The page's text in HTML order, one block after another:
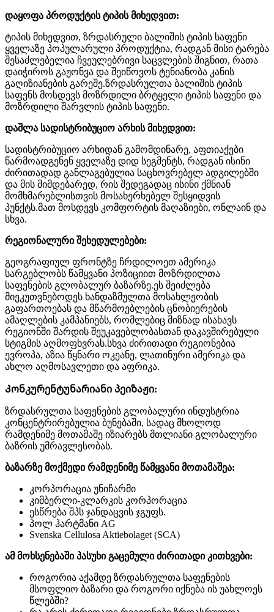
დაყოფა პროდუქტის ტიპის მიხედვით:
ტიპის მიხედვით, ზრდასრული ბალიშის ტიპის საფენი
ყველაზე პოპულარული პროდუქტია, რადგან მისი ტარება
შესაძლებელია ჩვეულებრივი საცვლების შიგნით, რათა
დაიჭიროს გაჟონვა და შეიწოვოს ტენიანობა კანის
გაღიზიანების გარეშე.ზრდასრულთა ბალიშის ტიპის
საფენს მოსდევს მოზრდილი ბრტყელი ტიპის საფენი და
მოზრდილი შარვლის ტიპის საფენი.
დაშლა სადისტრიბუციო არხის მიხედვით:
სადისტრიბუციო არხიდან გამომდინარე, აფთიაქები
წარმოადგენენ ყველაზე დიდ სეგმენტს, რადგან ისინი
ძირითადად განლაგებულია საცხოვრებელ ადგილებში
და მის მიმდებარედ, რის შედეგადაც ისინი ქმნიან
მომხმარებლისთვის მოსახერხებელ შესყიდვის
პუნქტს.მათ მოსდევს კომფორტის მაღაზიები, ონლაინ და
სხვა.
რეგიონალური შეხედულებები:
გეოგრაფიულ ფრონტზე ჩრდილოეთ ამერიკა
სარგებლობს წამყვანი პოზიციით მოზრდილთა
საფენების გლობალურ ბაზარზე.ეს შეიძლება
მიეკუთვნებოდეს ხანდაზმულთა მოსახლეობის
გაფართოებას და მწარმოებლების ცნობიერების
ამაღლების კამპანიებს, რომლებიც მიზნად ისახავს
რეგიონში შარდის შეუკავებლობასთან დაკავშირებული
სტიგმის აღმოფხვრას.სხვა ძირითადი რეგიონებია
ევროპა, აზია წყნარი ოკეანე, ლათინური ამერიკა და
ახლო აღმოსავლეთი და აფრიკა.
Კონკურენტუნარიანი პეიზაჟი:
ზრდასრულთა საფენების გლობალური ინდუსტრია
კონცენტრირებულია ბუნებაში, სადაც მხოლოდ
რამდენიმე მოთამაშე იზიარებს მთლიანი გლობალური
ბაზრის უმრავლესობას.
ბაზარზე მოქმედი რამდენიმე წამყვანი მოთამაშეა:
კორპორაცია უნიჩარმი
კიმბერლი-კლარკის კორპორაცია
ესწრება შპს ჯანდაცვის ჯგუფს.
პოლ ჰარტმანი AG
Svenska Cellulosa Aktiebolaget (SCA)
ამ მოხსენებაში პასუხი გაცემული ძირითადი კითხვები:
როგორია აქამდე ზრდასრულთა საფენების
მსოფლიო ბაზარი და როგორი იქნება ის უახლოეს
წლებში?